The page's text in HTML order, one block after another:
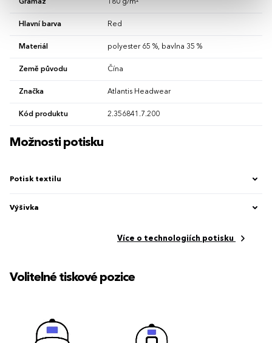
Gramáž 180 g/m²
Hlavní barva Red
Materiál polyester 65 %, bavlna 35 %
Země původu Čína
Značka Atlantis Headwear
Kód produktu 2.356841.7.200
Možnosti potisku
Potisk textilu
Výšivka
Více o technologiích potisku
Volitelné tiskové pozice